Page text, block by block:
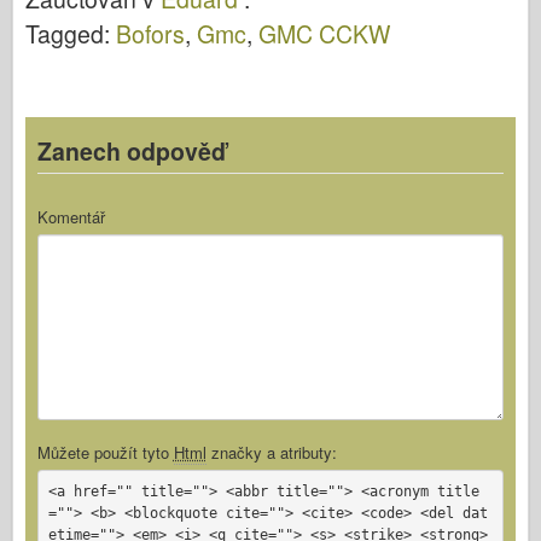
o n
Tagged: Bofors, Gmc, GMC CCKW
Zanech odpověď
Komentář
Můžete použít tyto Html značky a atributy:
<a href="" title=""> <abbr title=""> <acronym title
=""> <b> <blockquote cite=""> <cite> <code> <del dat
etime=""> <em> <i> <q cite=""> <s> <strike> <strong>